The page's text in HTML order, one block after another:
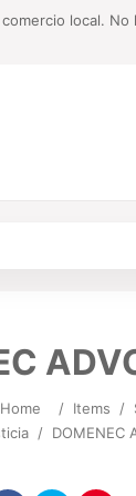
local. No
/ Items /
/ DOMENEC